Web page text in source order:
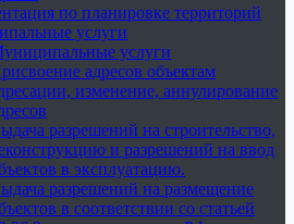
по планировке территорий
услуги
услуги
адресов объектам
изменение, аннулирование
разрешений на строительство,
и разрешений на ввод
в эксплуатацию.
разрешений на размещение
в соответствии со статьей